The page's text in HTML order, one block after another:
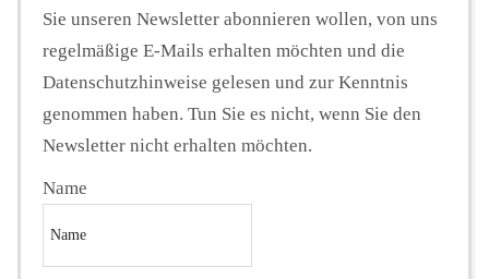
Sie unseren Newsletter abonnieren wollen, von uns
regelmäßige E-Mails erhalten möchten und die
Datenschutzhinweise gelesen und zur Kenntnis
genommen haben. Tun Sie es nicht, wenn Sie den
Newsletter nicht erhalten möchten.
Name